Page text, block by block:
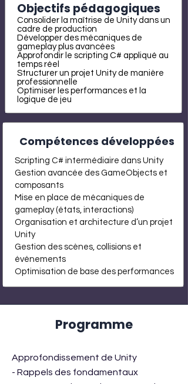
Objectifs pédagogiques
Consolider la maîtrise de Unity dans un
cadre de production
Développer des mécaniques de
gameplay plus avancées
Approfondir le scripting C# appliqué au
temps réel
Structurer un projet Unity de manière
professionnelle
Optimiser les performances et la
logique de jeu
Compétences développées
Scripting C# intermédiaire dans Unity
Gestion avancée des GameObjects et
composants
Mise en place de mécaniques de
gameplay (états, interactions)
Organisation et architecture d’un projet
Unity
Gestion des scènes, collisions et
événements
Optimisation de base des performances
Programme
Approfondissement de Unity
- Rappels des fondamentaux